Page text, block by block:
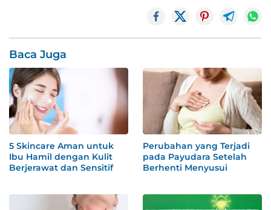
Baca Juga
5 Skincare Aman untuk
Ibu Hamil dengan Kulit
Berjerawat dan Sensitif
Perubahan yang Terjadi
pada Payudara Setelah
Berhenti Menyusui